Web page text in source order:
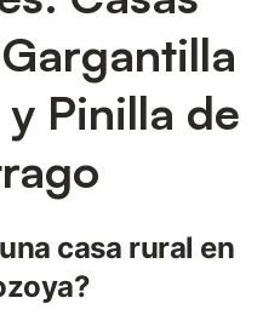
Pinilla de
casa rural en